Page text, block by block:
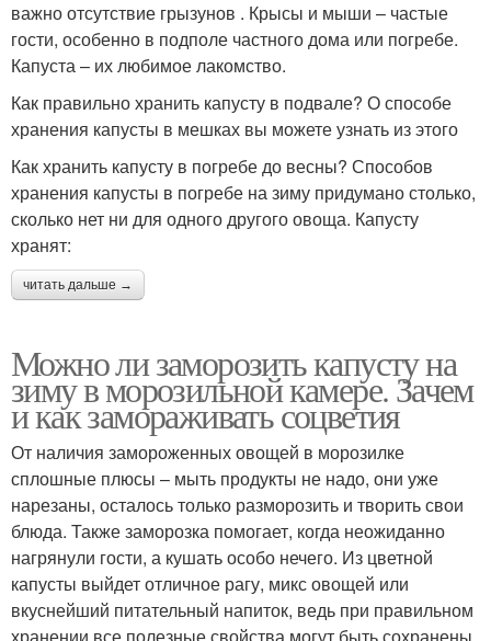
важно отсутствие грызунов . Крысы и мыши – частые
гости, особенно в подполе частного дома или погребе.
Капуста – их любимое лакомство.
Как правильно хранить капусту в подвале? О способе
хранения капусты в мешках вы можете узнать из этого
Как хранить капусту в погребе до весны? Способов
хранения капусты в погребе на зиму придумано столько,
сколько нет ни для одного другого овоща. Капусту
хранят:
читать дальше →
Можно ли заморозить капусту на
зиму в морозильной камере. Зачем
и как замораживать соцветия
От наличия замороженных овощей в морозилке
сплошные плюсы – мыть продукты не надо, они уже
нарезаны, осталось только разморозить и творить свои
блюда. Также заморозка помогает, когда неожиданно
нагрянули гости, а кушать особо нечего. Из цветной
капусты выйдет отличное рагу, микс овощей или
вкуснейший питательный напиток, ведь при правильном
хранении все полезные свойства могут быть сохранены.